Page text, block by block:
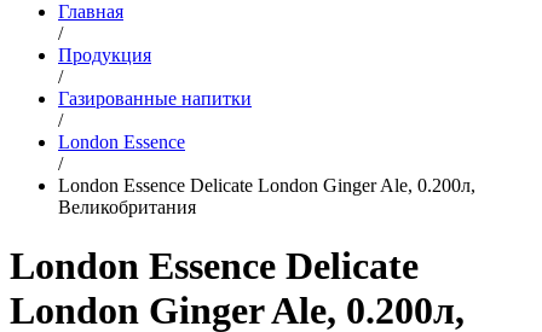
Главная
/
Продукция
/
Газированные напитки
/
London Essence
/
London Essence Delicate London Ginger Ale, 0.200л,
Великобритания
London Essence Delicate
London Ginger Ale, 0.200л,